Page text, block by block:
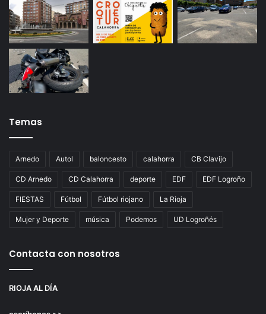
Temas
Arnedo Autol baloncesto calahorra CB Clavijo
CD Arnedo CD Calahorra deporte EDF EDF Logroño
FIESTAS Fútbol Fútbol riojano La Rioja
Mujer y Deporte música Podemos UD Logroñés
Contacta con nosotros
RIOJA AL DÍA